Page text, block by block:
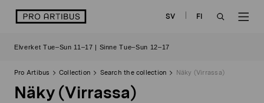
logo SV
FI
Elverket Tue–Sun 11–17 | Sinne Tue–Sun 12–17
Pro Artibus Collection Search the collection Näky (Virrassa)
Näky (Virrassa)